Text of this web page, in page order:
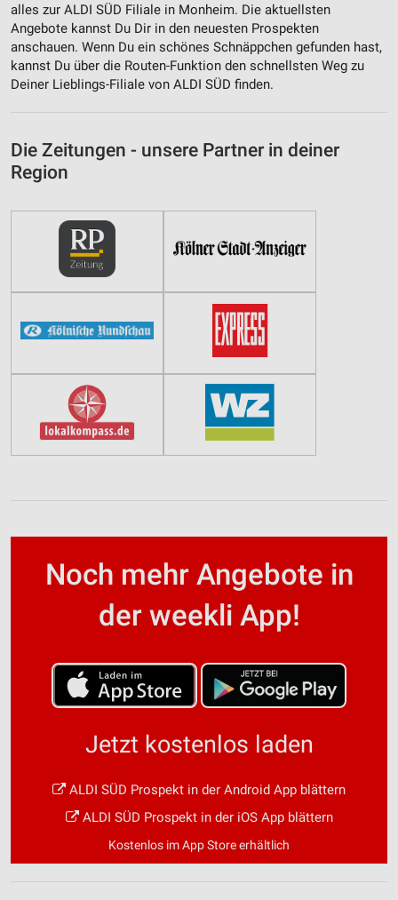
alles zur ALDI SÜD Filiale in Monheim. Die aktuellsten
Angebote kannst Du Dir in den neuesten Prospekten
anschauen. Wenn Du ein schönes Schnäppchen gefunden hast,
kannst Du über die Routen-Funktion den schnellsten Weg zu
Deiner Lieblings-Filiale von ALDI SÜD finden.
Die Zeitungen - unsere Partner in deiner
Region
Noch mehr Angebote in
der weekli App!
Jetzt kostenlos laden
ALDI SÜD Prospekt in der Android App blättern
ALDI SÜD Prospekt in der iOS App blättern
Kostenlos im App Store erhältlich